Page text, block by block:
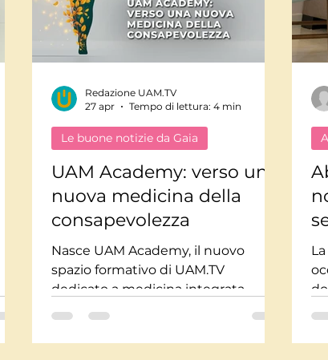
UAM Academy: verso una
nuova medicina della
consapevolezza
Nasce UAM Academy, il nuovo
spazio formativo di UAM.TV
dedicato a medicina integrata,
consapevolezza, scienze di frontiera
Le buone notizie da Gaia
Redazione UAM.TV
27 apr
Tempo di lettura: 4 min